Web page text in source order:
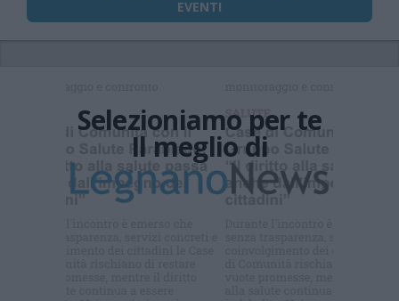
EVENTI
Selezioniamo per te
Il meglio di